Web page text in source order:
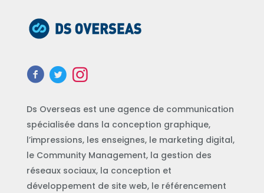
Ds Overseas est une agence de communication
spécialisée dans la conception graphique,
l’impressions, les enseignes, le marketing digital,
le Community Management, la gestion des
réseaux sociaux, la conception et
développement de site web, le référencement